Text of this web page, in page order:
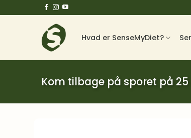
til
Hvad er SenseMyDiet?
Kom tilbage på sporet på